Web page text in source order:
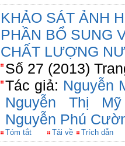
KHẢO SÁT ẢNH
PHẦN BỔ SUNG
CHẤT LƯỢNG
Số 27 (2013)
Tác giả: Nguyễn
Nguyễn Thị
Nguyễn Phú
Tóm tắt Tải về Trích dẫn